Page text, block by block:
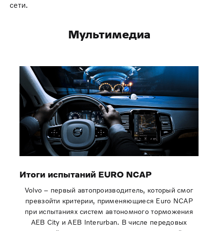
сети.
Мультимедиа
Итоги испытаний EURO NCAP
Volvo – первый автопроизводитель, который смог
превзойти критерии, применяющиеся Euro NCAP
при испытаниях систем автономного торможения
AEB City и AEB Interurban. В числе передовых